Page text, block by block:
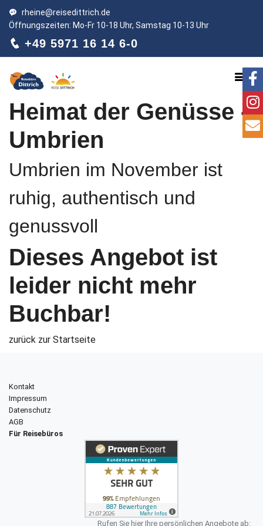
rheine@reisedittrich.de
Öffnungszeiten: Mo-Fr 10-18 Uhr, Samstag 10-13 Uhr
+49 5971 16 14 6-0
Heimat der Genüsse -
Umbrien
Umbrien im November ist
ruhig, authentisch und
genussvoll
Dieses Angebot ist
leider nicht mehr
Buchbar!
zurück zur Startseite
Kontakt
Impressum
Datenschutz
AGB
Für Reisebüros
Rufen Sie hier Ihre persönlichen Angebote ab: